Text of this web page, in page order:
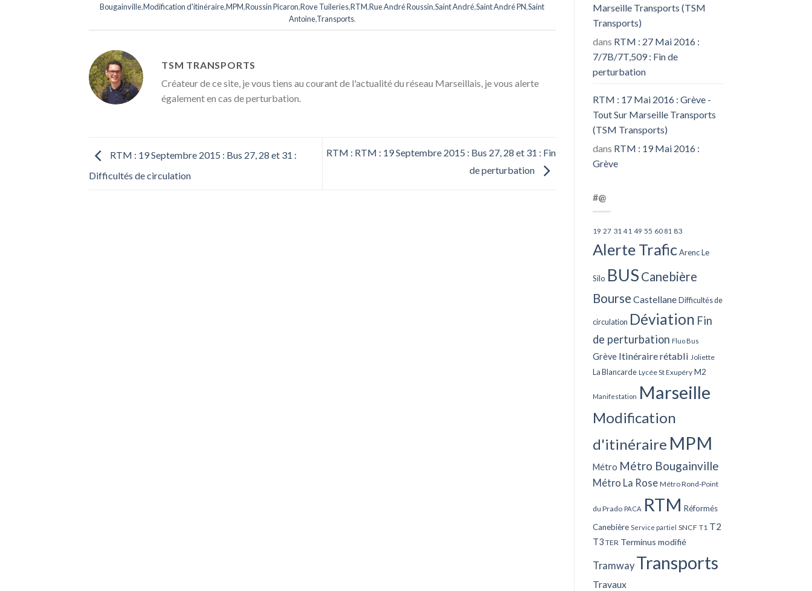
Bougainville,Modification d'itinéraire,MPM,Roussin Picaron,Rove Tuileries,RTM,Rue André Roussin,Saint André,Saint André PN,Saint
Antoine,Transports.
TSM TRANSPORTS
Créateur de ce site, je vous tiens au courant de l'actualité du réseau Marseillais, je vous alerte
également en cas de perturbation.
RTM : 19 Septembre 2015 : Bus 27, 28 et 31 :
Difficultés de circulation
RTM : RTM : 19 Septembre 2015 : Bus 27, 28 et 31 : Fin
de perturbation
Marseille Transports (TSM
Transports)
dans RTM : 27 Mai 2016 :
7/7B/7T,509 : Fin de
perturbation
RTM : 17 Mai 2016 : Grève -
Tout Sur Marseille Transports
(TSM Transports)
dans RTM : 19 Mai 2016 :
Grève
#@
19 27 31 41 49 55 60 81 83
Alerte Trafic Arenc Le
Silo BUS Canebière
Bourse Castellane Difficultés de
circulation Déviation Fin
de perturbation Fluo Bus
Grève Itinéraire rétabli Joliette
La Blancarde Lycée St Exupéry M2
Manifestation Marseille
Modification
d'itinéraire MPM
Métro Métro Bougainville
Métro La Rose Métro Rond-Point
du Prado PACA RTM Réformés
Canebière Service partiel SNCF T1 T2
T3 TER Terminus modifié
Tramway Transports
Travaux